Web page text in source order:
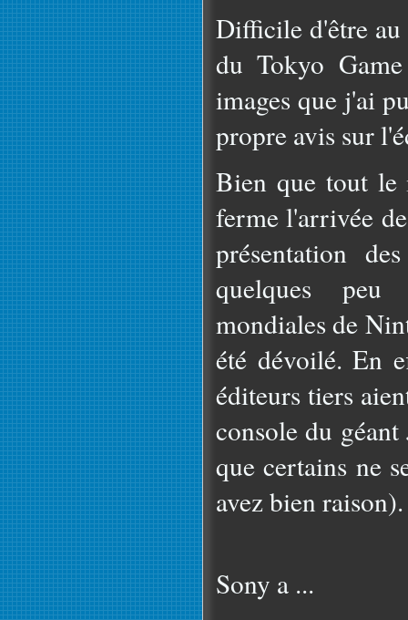
Difficile d'être au
du Tokyo
images que j'ai
propre avis sur
Bien que tout le
ferme l'arrivée
présentation
quelques peu
mondiales de
été dévoilé. En
éditeurs tiers
console du
que certains ne
avez bien raison).
Sony a ...